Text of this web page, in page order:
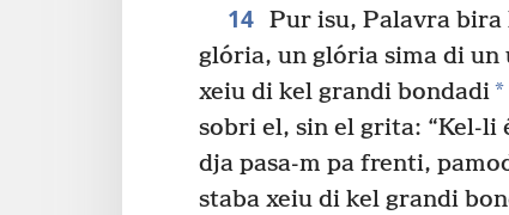
14 Pur isu, Palavra bira
glória, un glória sima di
xeiu di kel grandi bondadi*
sobri el, sin el grita: “Kel-li
dja pasa-m pa frenti,
staba xeiu di kel grandi